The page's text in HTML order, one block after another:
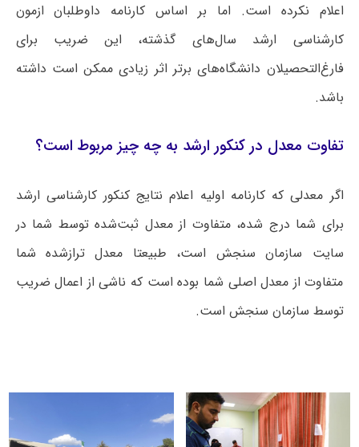
اعلام نکرده است. اما بر اساس کارنامه داوطلبان ازمون
کارشناسی ارشد سال‌های گذشته، این ضریب برای
فارغ‌التحصیلان دانشگاه‌های برتر اثر زیادی ممکن است داشته
باشد.
تفاوت معدل در کنکور ارشد به چه چیز مربوط است؟
اگر معدلی که کارنامه اولیه اعلام نتایج کنکور کارشناسی ارشد
برای شما درج شده، متفاوت از معدل ثبت‌شده توسط شما در
سایت سازمان سنجش است، طبیعتا معدل ترازشده شما
متفاوت از معدل اصلی شما بوده است که ناشی از اعمال ضریب
توسط سازمان سنجش است.